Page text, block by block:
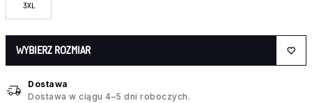
3XL
WYBIERZ ROZMIAR
Dostawa
Dostawa w ciągu 4–5 dni roboczych.